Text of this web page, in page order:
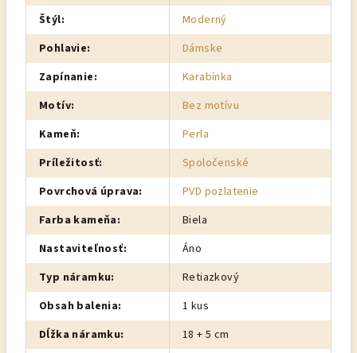
Štýl:
Moderný
Pohlavie:
Dámske
Zapínanie:
Karabínka
Motív:
Bez motívu
Kameň:
Perla
Príležitosť:
Spoločenské
Povrchová úprava:
PVD pozlatenie
Farba kameňa:
Biela
Nastaviteľnosť:
Áno
Typ náramku:
Retiazkový
Obsah balenia:
1 kus
Dĺžka náramku:
18 + 5 cm